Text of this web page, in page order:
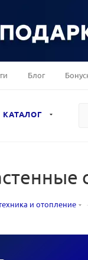
Блог
КАТАЛОГ
и отопление